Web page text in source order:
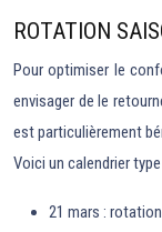
ROTATION
Pour optimiser le
envisager de le
est particulièrement
Voici un calendrier type
21 mars :